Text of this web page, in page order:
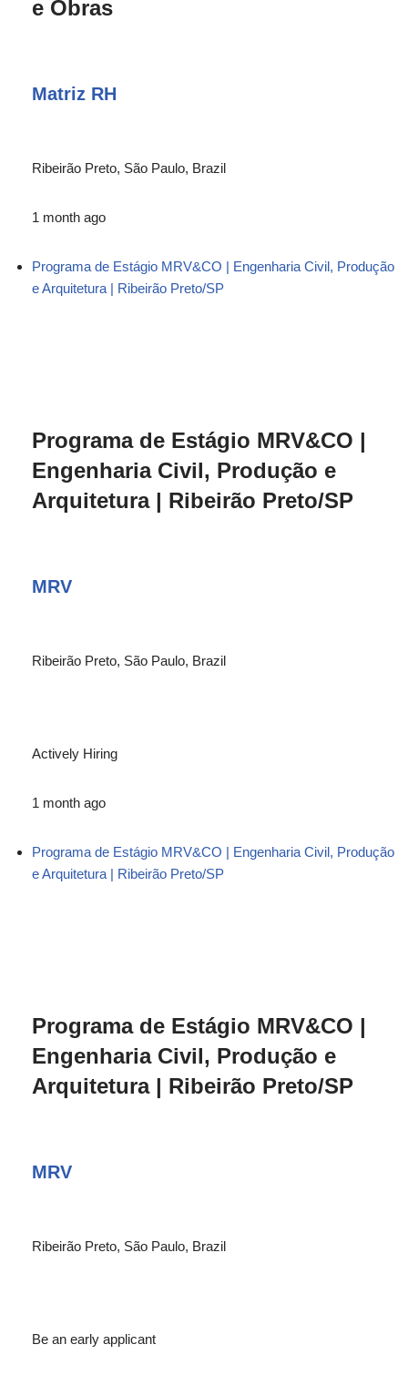
e Obras
Matriz RH
Ribeirão Preto, São Paulo, Brazil
1 month ago
Programa de Estágio MRV&CO | Engenharia Civil, Produção
e Arquitetura | Ribeirão Preto/SP
Programa de Estágio MRV&CO |
Engenharia Civil, Produção e
Arquitetura | Ribeirão Preto/SP
MRV
Ribeirão Preto, São Paulo, Brazil
Actively Hiring
1 month ago
Programa de Estágio MRV&CO | Engenharia Civil, Produção
e Arquitetura | Ribeirão Preto/SP
Programa de Estágio MRV&CO |
Engenharia Civil, Produção e
Arquitetura | Ribeirão Preto/SP
MRV
Ribeirão Preto, São Paulo, Brazil
Be an early applicant